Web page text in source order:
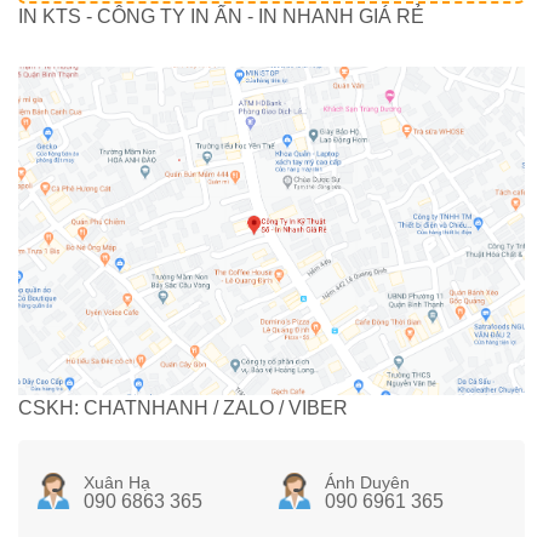
IN KTS - CÔNG TY IN ẤN - IN NHANH GIÁ RẺ
CSKH: CHATNHANH / ZALO / VIBER
Xuân Hạ
090 6863 365
Ánh Duyên
090 6961 365